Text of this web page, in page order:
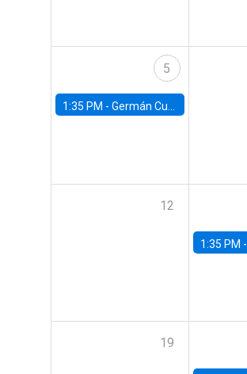
5
1:35 PM - Germán Cubas, University of Houston
12
1:35 PM -
19